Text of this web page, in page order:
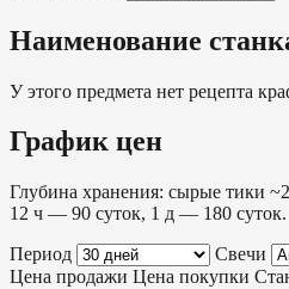
Наименование
У этого предмета нет рецепта
График цен
Глубина хранения: сырые тики
12 ч — 90 суток, 1 д — 180 суток.
Период
Свечи
Цена продажи Цена покупки